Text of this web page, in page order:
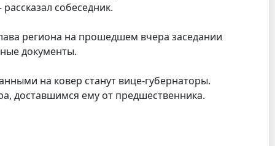
собеседник.
региона на прошедшем вчера заседании
документы.
на ковер станут вице-губернаторы.
доставшимся ему от предшественника.